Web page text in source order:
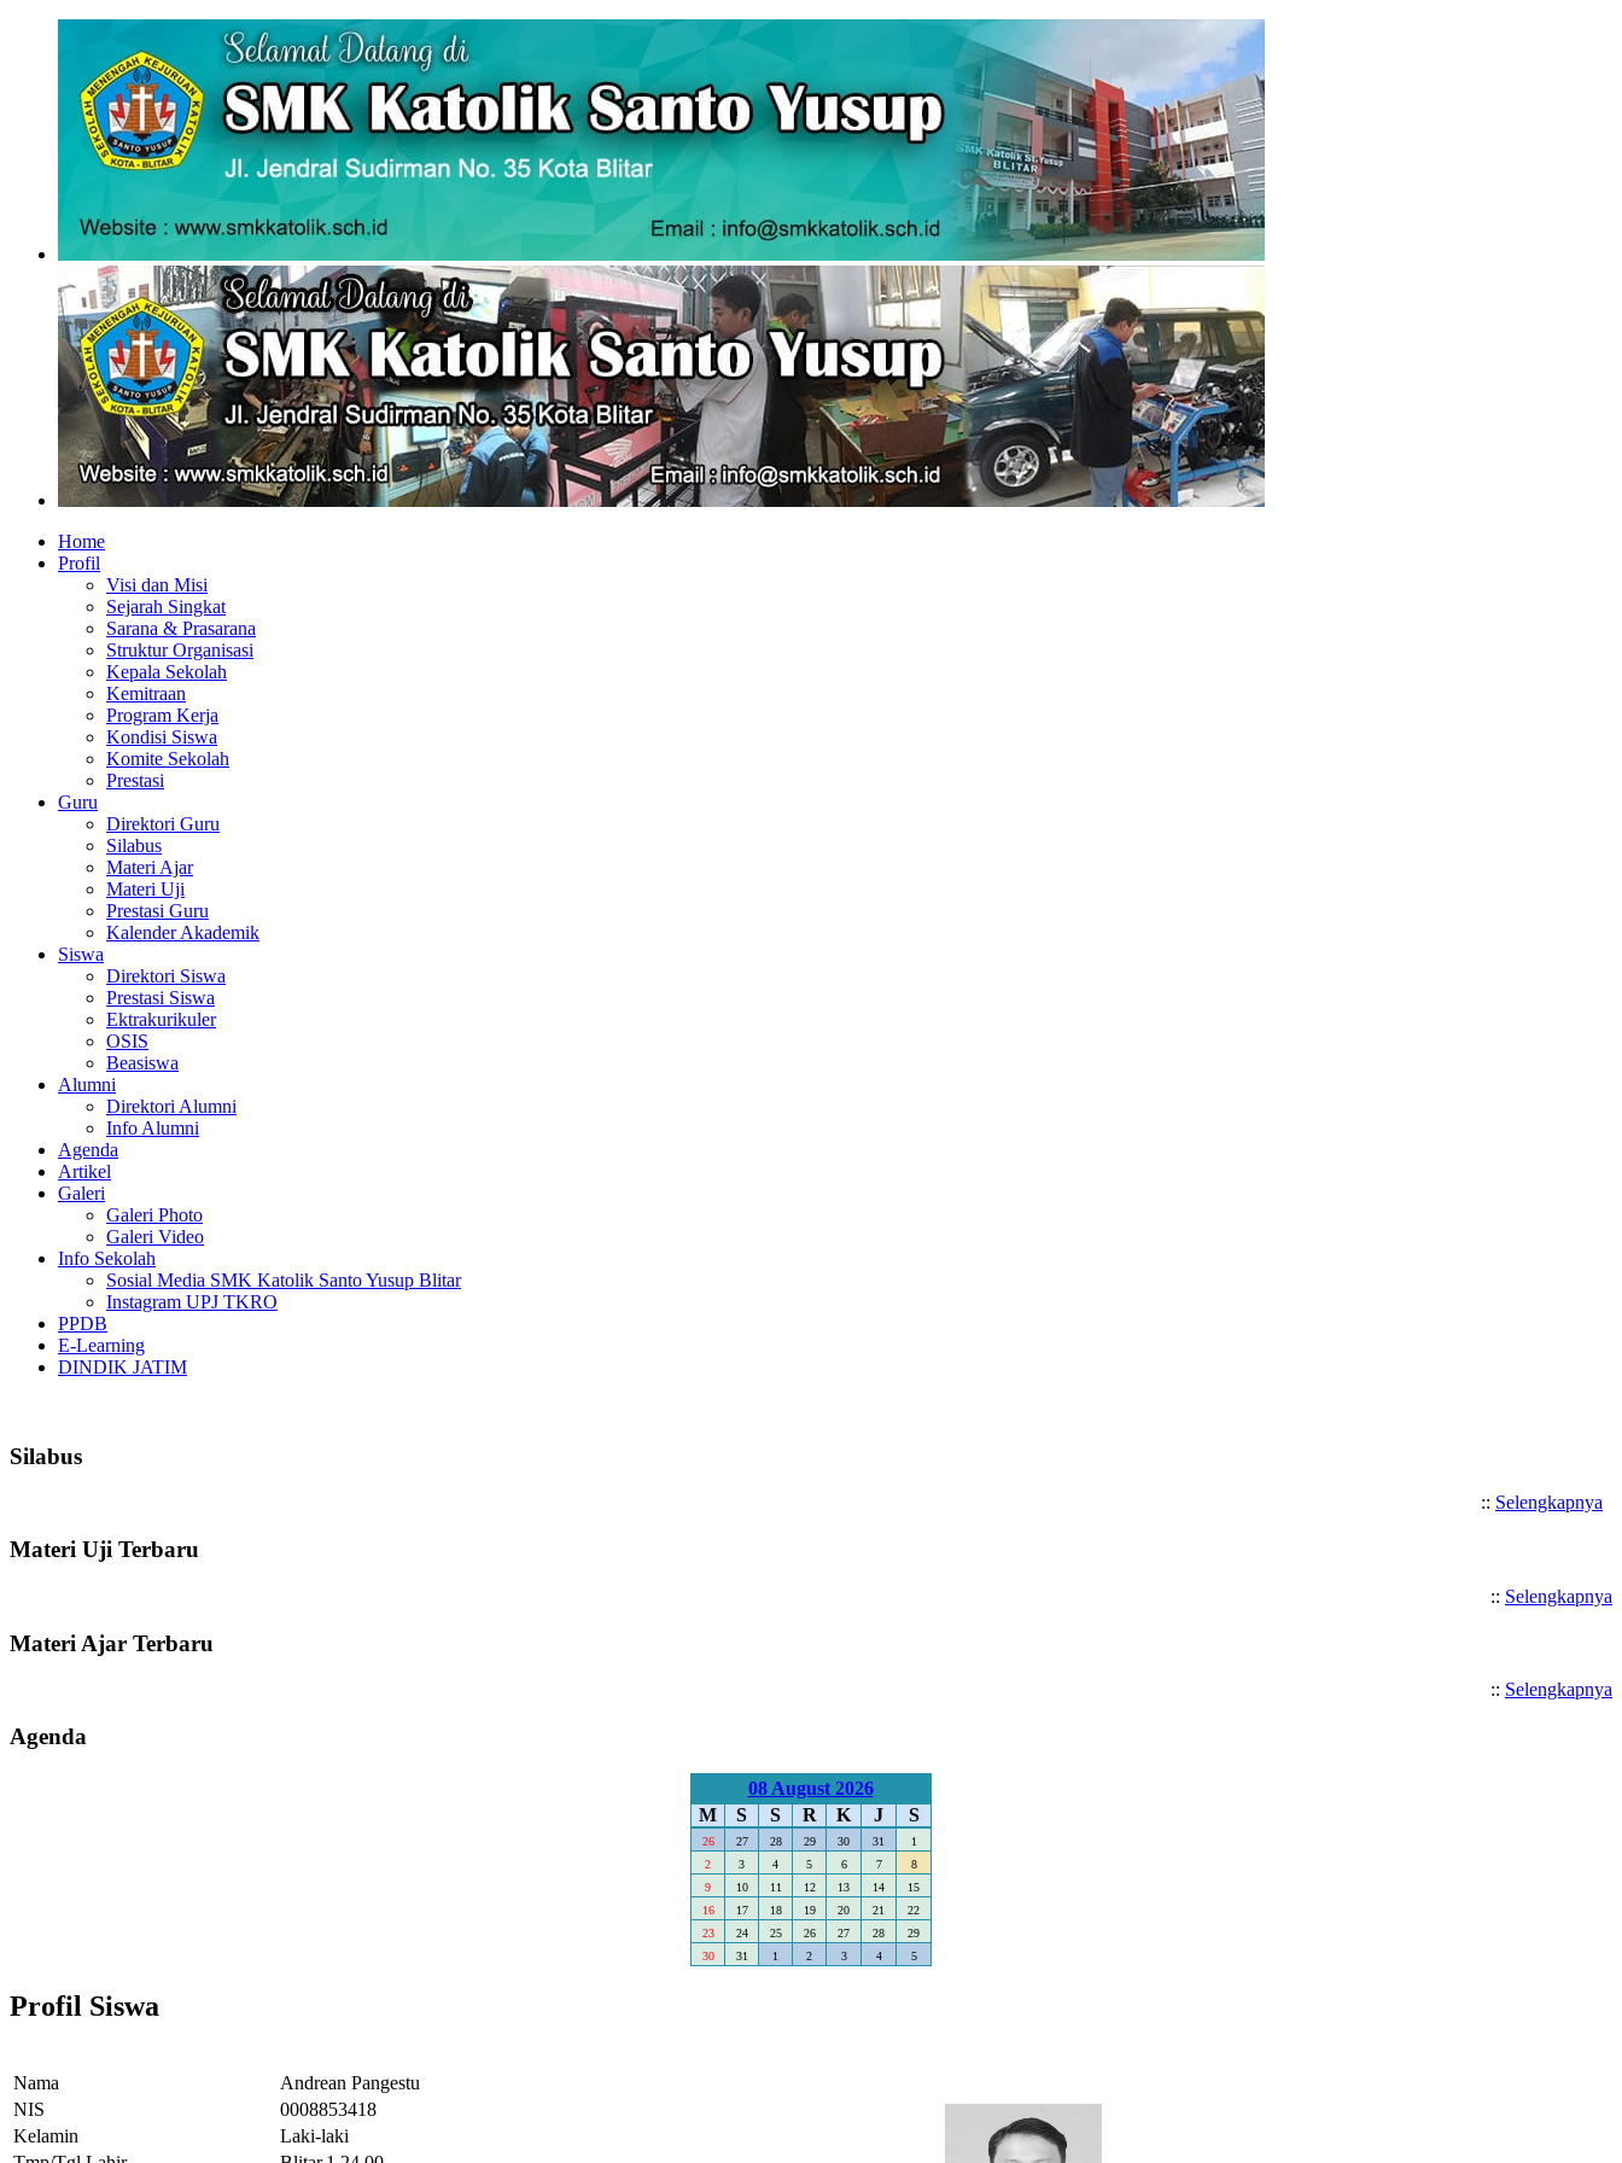
Home
Profil
Visi dan Misi
Sejarah Singkat
Sarana & Prasarana
Struktur Organisasi
Kepala Sekolah
Kemitraan
Program Kerja
Kondisi Siswa
Komite Sekolah
Prestasi
Guru
Direktori Guru
Silabus
Materi Ajar
Materi Uji
Prestasi Guru
Kalender Akademik
Siswa
Direktori Siswa
Prestasi Siswa
Ektrakurikuler
OSIS
Beasiswa
Alumni
Direktori Alumni
Info Alumni
Agenda
Artikel
Galeri
Galeri Photo
Galeri Video
Info Sekolah
Sosial Media SMK Katolik Santo Yusup Blitar
Instagram UPJ TKRO
PPDB
E-Learning
DINDIK JATIM
Silabus
:: Selengkapnya
Materi Uji Terbaru
:: Selengkapnya
Materi Ajar Terbaru
:: Selengkapnya
Agenda
08 August 2026
M
S S R K J S
26 27 28 29 30 31
1
2
3 4 5 6 7
8
9
10 11 12 13 14
15
16
17 18 19 20 21
22
23
24 25 26 27 28
29
30
31 1 2 3 4 5
Profil Siswa
Nama
Andrean Pangestu
NIS
0008853418
Kelamin
Laki-laki